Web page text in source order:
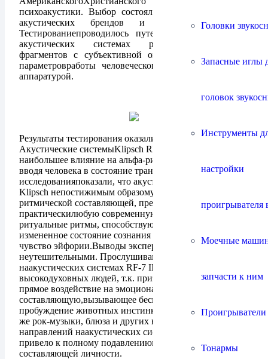
Головки
Запасные иглы
головок
Инструменты
настройки
проигрывателя
Моечные
запчасти к ним
Тонармы
психоакустики. Выбор состоял из пятиамериканских
акустических брендов и трех европейских.
Тестированиепроводилось путем прослушивания на
акустических системах различныхмузыкальных
фрагментов с субъективной оценкой и измерением
параметровработы человеческого мозга специальной
аппаратурой.
Результаты тестирования оказались шокирующими!
Акустические системыKlipsch RF-7 II показали
наибольшее влияние на альфа-ритмы головногомозга,
вводя человека в состояние транса. Дальнейшие
исследованияпоказали, что акустические системы
Klipsch непостижимым образомусиливают доминанту
ритмической составляющей, превращая
практическилюбую современную музыку в шаманские
ритуальные ритмы, способствующиевведению в
измененное состояние сознания и вызывающие
чувство эйфории.Выводы экспертов были
неутешительными. Прослушивание музыки
наакустических системах RF-7 II опасно для
высокодуховных людей, т.к. приэтом происходит
прямое воздействие на эмоциональную
составляющую,вызывающее беспричинную радость и
пробуждение животных инстинктов.Прослушивание
же рок-музыки, блюза и других низкодуховных
направлений наакустических системах Klipsch вообще
привело к полному подавлениюморальной
составляющей личности.